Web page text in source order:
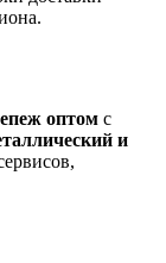
оптом с
и